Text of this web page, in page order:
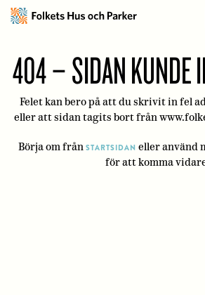
404 – SIDAN KUNDE
Felet kan bero på att du skrivit in fel
eller att sidan tagits bort från
Börja om från STARTSIDAN eller använd
för att komma